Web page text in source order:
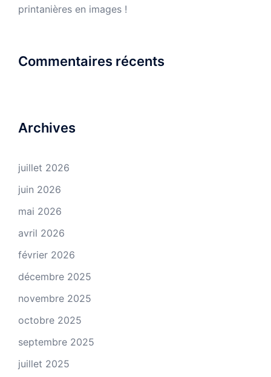
printanières en images !
Commentaires récents
Archives
juillet 2026
juin 2026
mai 2026
avril 2026
février 2026
décembre 2025
novembre 2025
octobre 2025
septembre 2025
juillet 2025